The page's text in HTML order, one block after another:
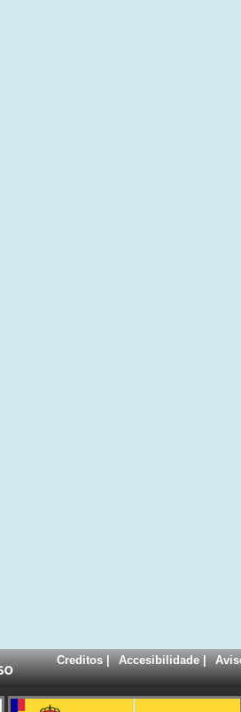
Creditos| Accesibilidade|